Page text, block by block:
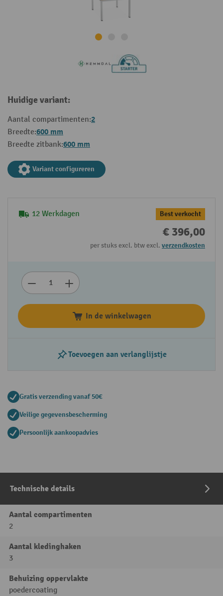
Huidige variant:
Aantal compartimenten:2
Breedte:600 mm
Breedte zitbank:600 mm
Variant configureren
12 Werkdagen Best verkocht
€ 396,00
per stuks excl. btw excl. verzendkosten
In de winkelwagen
Toevoegen aan verlanglijstje
Gratis verzending vanaf 50€
Veilige gegevensbescherming
Persoonlijk aankoopadvies
Technische details
Aantal compartimenten
2
Aantal kledinghaken
3
Behuizing oppervlakte
poedercoating